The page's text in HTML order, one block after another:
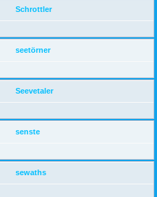
Schrottler
seetörner
Seevetaler
senste
sewaths